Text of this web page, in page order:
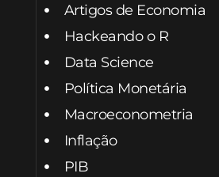
Artigos de Economia
Hackeando o R
Data Science
Política Monetária
Macroeconometria
Inflação
PIB